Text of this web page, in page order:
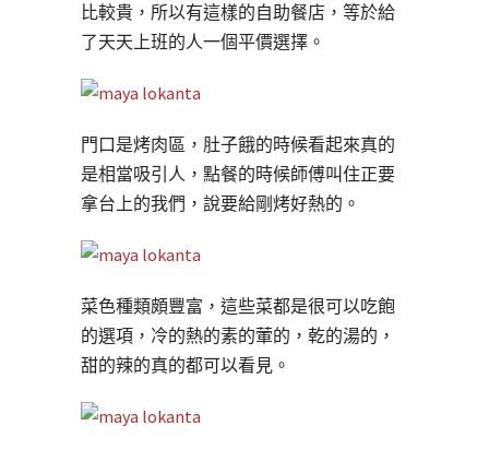
比較貴，所以有這樣的自助餐店，等於給
了天天上班的人一個平價選擇。
門口是烤肉區，肚子餓的時候看起來真的
是相當吸引人，點餐的時候師傅叫住正要
拿台上的我們，說要給剛烤好熱的。
菜色種類頗豐富，這些菜都是很可以吃飽
的選項，冷的熱的素的葷的，乾的湯的，
甜的辣的真的都可以看見。